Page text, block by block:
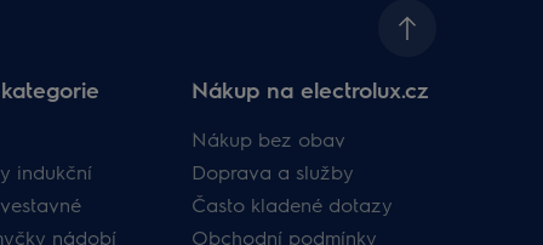
indukční
nádobí
Nákup na electrolux.cz
Nákup bez obav
Doprava a služby
Často kladené dotazy
Obchodní podmínky